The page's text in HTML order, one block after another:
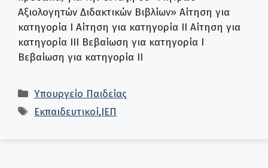
Αξιολογητών Διδακτικών Βιβλίων» Αίτηση για
κατηγορία Ι Αίτηση για κατηγορία ΙΙ Αίτηση για
κατηγορία ΙΙΙ Βεβαίωση για κατηγορία Ι
Βεβαίωση για κατηγορία ΙΙ
Κατηγορίες
Υπουργείο Παιδείας
Ετικέτες
Εκπαιδευτικοί,ΙΕΠ